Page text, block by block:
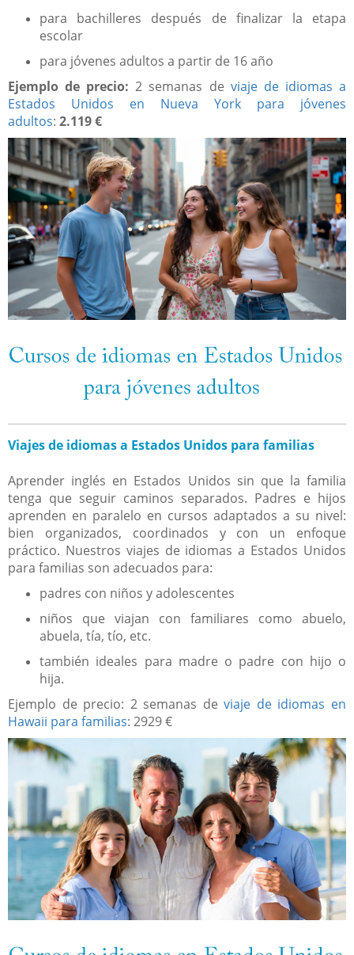
para bachilleres después de finalizar la etapa
escolar
para jóvenes adultos a partir de 16 año
Ejemplo de precio: 2 semanas de viaje de idiomas a
Estados Unidos en Nueva York para jóvenes
adultos: 2.119 €
Viajes de idiomas a Estados Unidos para familias
Aprender inglés en Estados Unidos sin que la familia
tenga que seguir caminos separados. Padres e hijos
aprenden en paralelo en cursos adaptados a su nivel:
bien organizados, coordinados y con un enfoque
práctico. Nuestros viajes de idiomas a Estados Unidos
para familias son adecuados para:
padres con niños y adolescentes
niños que viajan con familiares como abuelo,
abuela, tía, tío, etc.
también ideales para madre o padre con hijo o
hija.
Ejemplo de precio: 2 semanas deviaje de idiomas en
Hawaii para familias: 2929 €